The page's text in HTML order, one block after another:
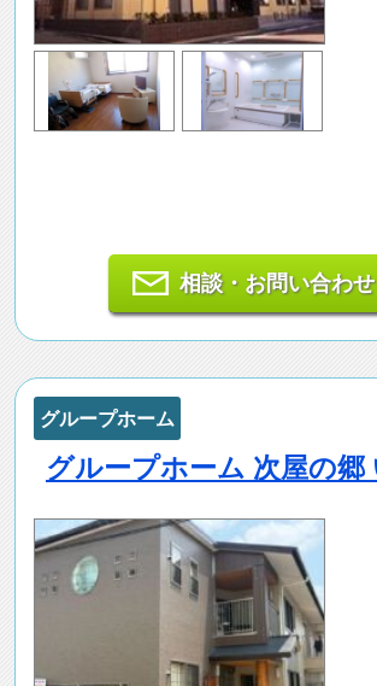
相談・お問い合わせ
グループホーム
グループホーム 次屋の郷